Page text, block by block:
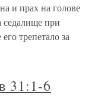
и прах на голове
при
трепетало за
31:1-6